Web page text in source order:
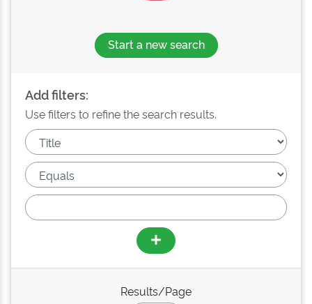
Start a new search
Add filters:
Use filters to refine the search results.
Results/Page